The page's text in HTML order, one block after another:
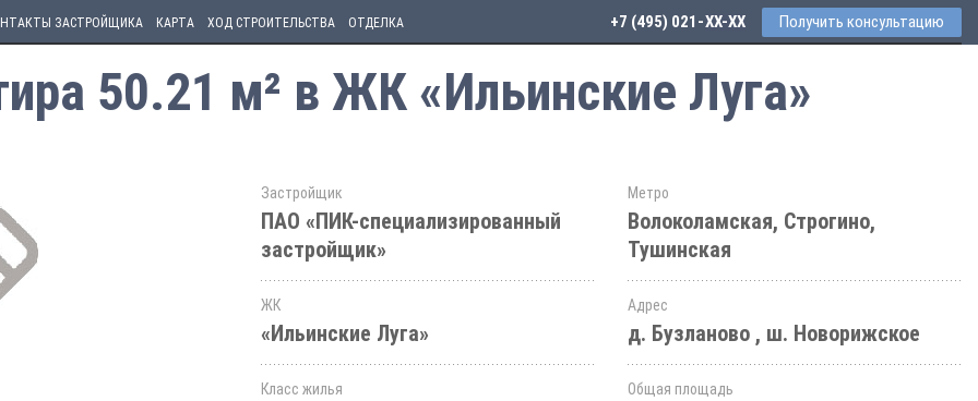
ЗАСТРОЙЩИКА КАРТА ХОД СТРОИТЕЛЬСТВА ОТДЕЛКА +7 (495) 021-41-76 Получить консультацию
50.21 м² в ЖК «Ильинские Луга»
Застройщик
ПАО «ПИК-специализированный
застройщик»
Метро
Волоколамская, Строгино,
Тушинская
ЖК
«Ильинские Луга»
Адрес
д. Бузланово , ш. Новорижское
Класс жилья Общая площадь